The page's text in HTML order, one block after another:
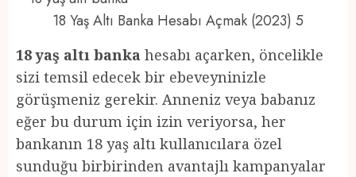
18 Yaş Altı Banka Hesabı Açmak (2023) 5
18 yaş altı banka hesabı açarken, öncelikle
sizi temsil edecek bir ebeveyninizle
görüşmeniz gerekir. Anneniz veya babanız
eğer bu durum için izin veriyorsa, her
bankanın 18 yaş altı kullanıcılara özel
sunduğu birbirinden avantajlı kampanyalar